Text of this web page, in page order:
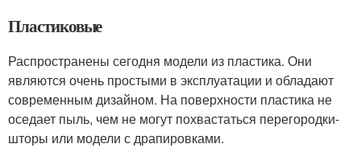
Пластиковые
Распространены сегодня модели из пластика. Они
являются очень простыми в эксплуатации и обладают
современным дизайном. На поверхности пластика не
оседает пыль, чем не могут похвастаться перегородки-
шторы или модели с драпировками.